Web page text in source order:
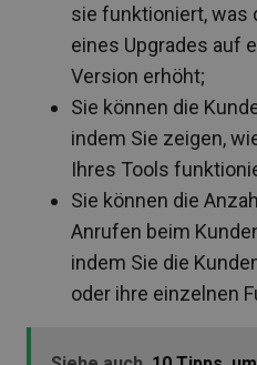
sie funktioniert, was
eines Upgrades auf
Version erhöht;
Sie können die
indem Sie zeigen,
Ihres Tools
Sie können die
Anrufen beim
indem Sie die
oder ihre einzelnen